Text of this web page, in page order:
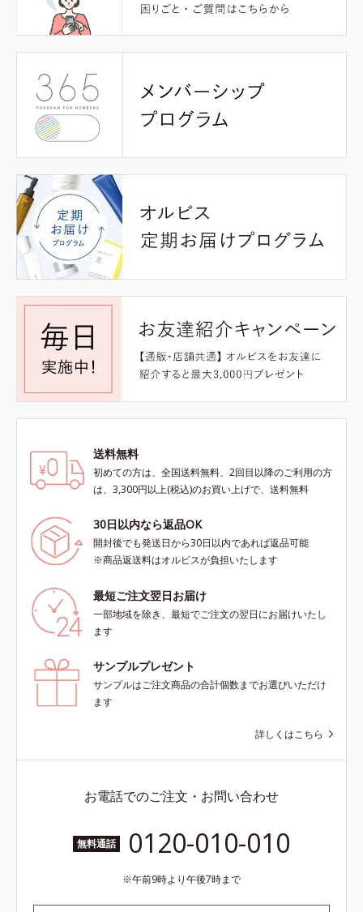
送料無料
初めての方は、全国送料無料、2回目以降のご利用の方
は、3,300円以上(税込)のお買い上げで、送料無料
30日以内なら返品OK
開封後でも発送日から30日以内であれば返品可能
※商品返送料はオルビスが負担いたします
最短ご注文翌日お届け
一部地域を除き、最短でご注文の翌日にお届けいたし
ます
サンプルプレゼント
サンプルはご注文商品の合計個数までお選びいただけ
ます
詳しくはこちら
お電話でのご注文・お問い合わせ
無料通話 0120-010-010
午前9時より午後7時まで